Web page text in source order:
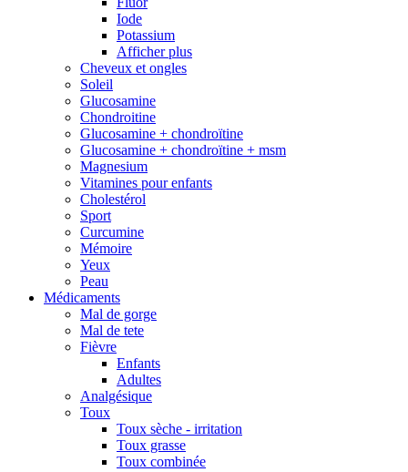
Iode
Potassium
Afficher plus
Cheveux et ongles
Soleil
Glucosamine
Chondroitine
Glucosamine + chondroïtine
Glucosamine + chondroïtine + msm
Magnesium
Vitamines pour enfants
Cholestérol
Sport
Curcumine
Mémoire
Yeux
Peau
Médicaments
Mal de gorge
Mal de tete
Fièvre
Enfants
Adultes
Analgésique
Toux
Toux sèche - irritation
Toux grasse
Toux combinée